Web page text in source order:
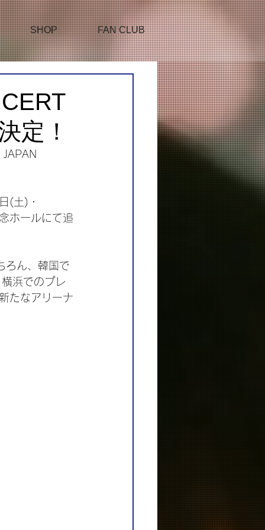
SHOP FAN CLUB
定！
(土)・
ホールにて追
ろん、韓国で
浜でのプレ
たなアリーナ